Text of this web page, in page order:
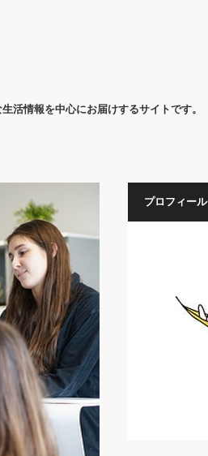
活情報を中心にお届けするサイトです。
プロフィール